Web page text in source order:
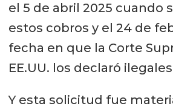
el 5 de abril 2025 cuando
estos cobros y el 24 de
fecha en que la Corte
EE.UU. los declaró
Y esta solicitud fue